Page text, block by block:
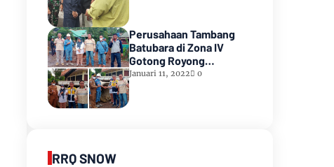
Perusahaan Tambang
Batubara di Zona IV
Gotong Royong
Memperbaiki Jalan
Januari 11, 2022 0
RRQ SNOW